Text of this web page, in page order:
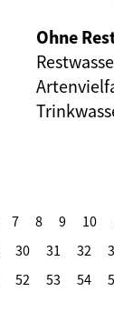
Ohne
7 8 9 10
30 31 32
52 53 54